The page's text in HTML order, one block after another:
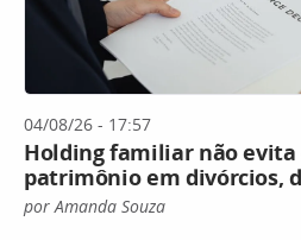
04/08/26 - 17:57
Holding familiar não evita
patrimônio em divórcios,
por Amanda Souza